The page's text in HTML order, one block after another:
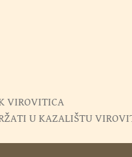
VIROVITICA
U KAZALIŠTU